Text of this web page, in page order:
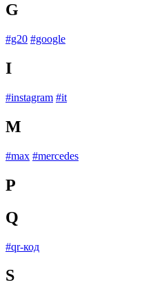
G
#g20 #google
I
#instagram #it
M
#max #mercedes
P
Q
#qr-код
S